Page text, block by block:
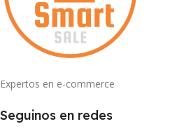
Expertos en e-commerce
Seguinos en redes